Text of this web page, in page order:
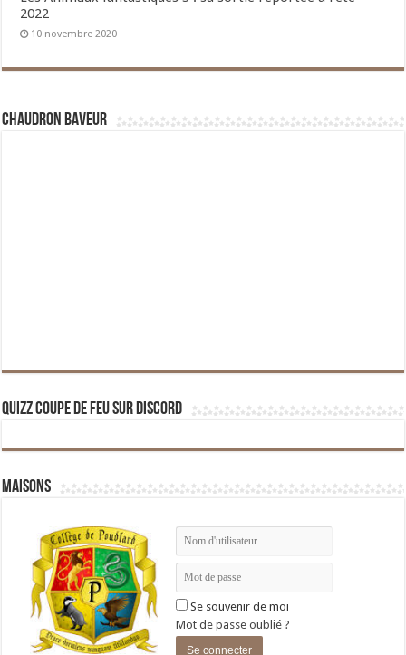
2022
10 novembre 2020
Chaudron Baveur
Quizz Coupe de Feu sur Discord
Maisons
Se souvenir de moi
Mot de passe oublié ?